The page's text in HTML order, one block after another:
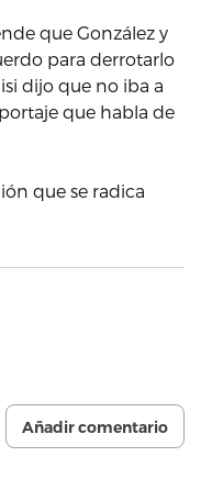
que González y
para derrotarlo
dijo que no iba a
que habla de
que se radica
Añadir comentario